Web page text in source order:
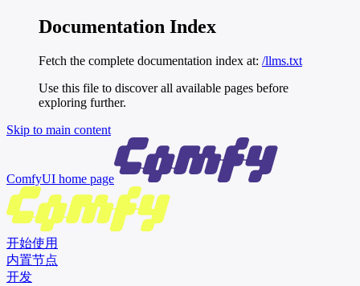
Documentation Index
Fetch the complete documentation index at: /llms.txt
Use this file to discover all available pages before
exploring further.
Skip to main content
ComfyUI home page
开始使用
内置节点
开发